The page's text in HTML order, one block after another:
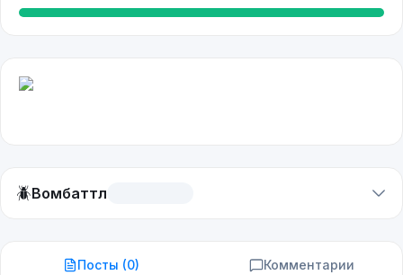
🪲Вомбаттл
Посты (0) Комментарии